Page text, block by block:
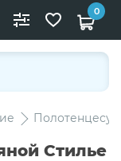
0
Стилье